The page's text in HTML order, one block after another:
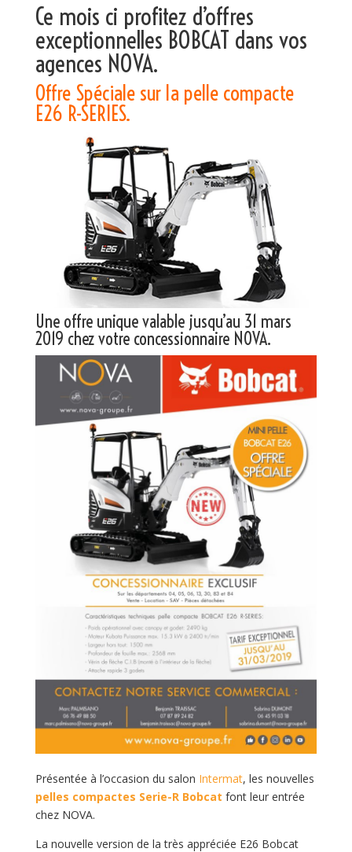
Ce mois ci profitez d’offres
exceptionnelles BOBCAT dans vos
agences NOVA.
Offre Spéciale sur la pelle compacte
E26 R-SERIES.
Une offre unique valable jusqu’au 31 mars
2019 chez votre concessionnaire NOVA.
Présentée à l’occasion du salon Intermat, les nouvelles
pelles compactes Serie-R Bobcat font leur entrée
chez NOVA.
La nouvelle version de la très appréciée E26 Bobcat